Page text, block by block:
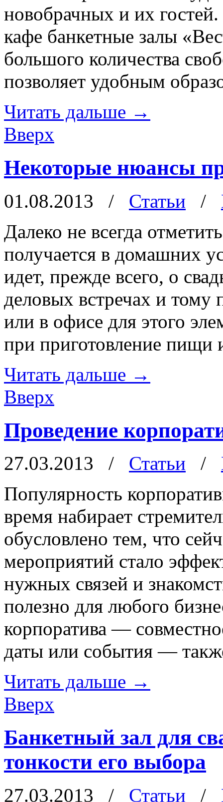
новобрачных и их
кафе банкетные залы
большого количества
позволяет удобным
Читать дальше →
Вверх
Некоторые нюансы
01.08.2013 / Статьи /
Далеко не всегда
получается в домашних
идет, прежде всего, о
деловых встречах и
или в офисе для этого
при приготовление пищи
Читать дальше →
Вверх
Проведение
27.03.2013 / Статьи /
Популярность
время набирает
обусловлено тем, что
мероприятий стало
нужных связей и
полезно для любого
корпоратива —
даты или события —
Читать дальше →
Вверх
Банкетный зал для
тонкости его выбора
27.03.2013 / Статьи /